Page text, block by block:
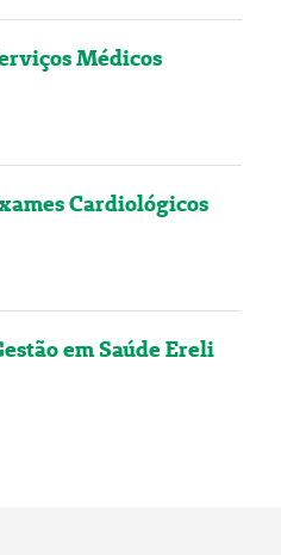
Médicos
Cardiológicos
em Saúde Ereli